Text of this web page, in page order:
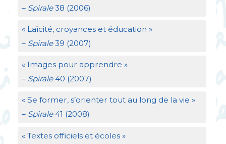
– Spirale38 (2006)
« Laïcité, croyances et éducation »
– Spirale39 (2007)
« Images pour apprendre »
– Spirale40 (2007)
« Se former, s’orienter tout au long de la vie »
– Spirale41 (2008)
« Textes officiels et écoles »